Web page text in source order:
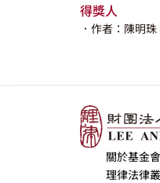
得獎人
．作者：陳明珠
關於基金會
理律法律